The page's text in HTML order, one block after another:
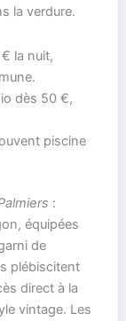
la verdure.
la nuit,
dès 50 €,
piscine
:
équipées
de
plébiscitent
direct à la
vintage. Les